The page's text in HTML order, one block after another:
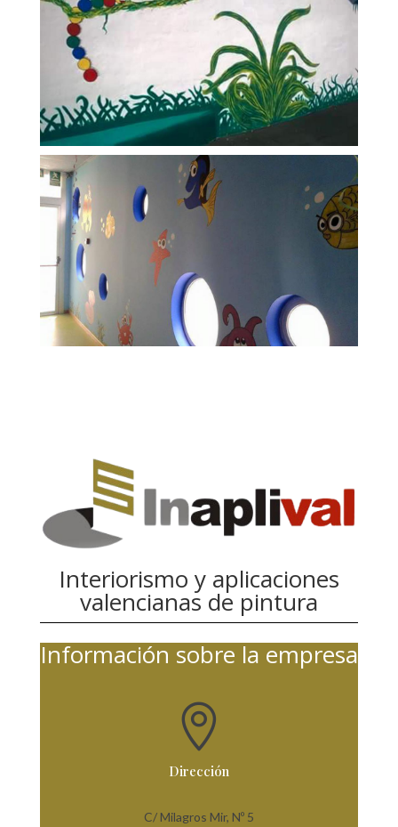
Interiorismo y aplicaciones
valencianas de pintura
Información sobre la empresa

Dirección
C/ Milagros Mir, Nº 5